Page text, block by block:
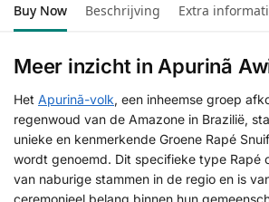
Buy Now Beschrijving Extra
Meer inzicht in Apurinã
Het Apurinã-volk, een inheemse groep
regenwoud van de Amazone in Brazilië,
unieke en kenmerkende Groene Rapé
wordt genoemd. Dit specifieke type Rapé
van naburige stammen in de regio en is
ceremonieel belang binnen hun